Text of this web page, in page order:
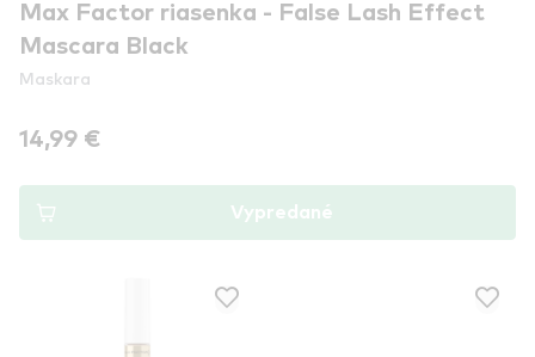
Max Factor riasenka - False Lash Effect
Mascara Black
Maskara
14,99 €
Vypredané